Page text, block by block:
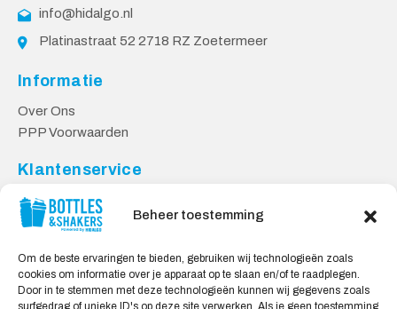
Beheer toestemming
Om de beste ervaringen te bieden, gebruiken wij technologieën zoals
cookies om informatie over je apparaat op te slaan en/of te raadplegen.
Door in te stemmen met deze technologieën kunnen wij gegevens zoals
surfgedrag of unieke ID's op deze site verwerken. Als je geen toestemming
info@hidalgo.nl
Platinastraat 52 2718 RZ Zoetermeer
Informatie
Over Ons
PPP Voorwaarden
Klantenservice
Contact
Levering & Retourneren
Veilig Shoppen